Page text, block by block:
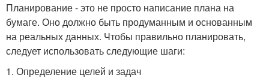
Планирование - это не просто написание плана на
бумаге. Оно должно быть продуманным и основанным
на реальных данных. Чтобы правильно планировать,
следует использовать следующие шаги:
1. Определение целей и задач